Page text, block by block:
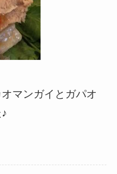
マンガイとガパオ